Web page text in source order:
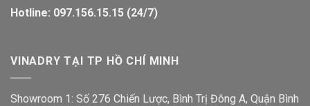
Hotline: 097.156.15.15 (24/7)
VINADRY TẠI TP HỒ CHÍ MINH
Showroom 1: Số 276 Chiến Lược, Bình Trị Đông A, Quận Bình